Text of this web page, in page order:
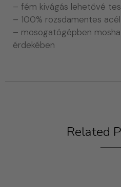
– fém kivágás lehetővé
– 100% rozsdamentes acél
– mosogatógépben
érdekében
Related